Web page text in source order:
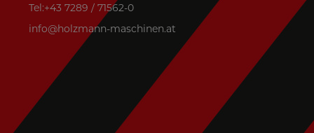
Tel:+43 7289 / 71562-0
info@holzmann-maschinen.at